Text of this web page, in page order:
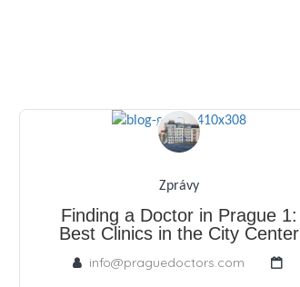
Zprávy
Finding a Doctor in Prague 1:
Best Clinics in the City Center
info@praguedoctors.com